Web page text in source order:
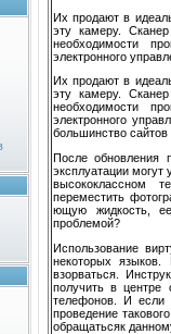
Их продают в
эту камеру.
необходимости
электронного
Их продают в
эту камеру.
необходимости
электронного
большинство
После обновления
эксплуатации
высококлассном
переместить
ющую жидкость,
проблемой?
Использование
некоторых языков.
взорваться.
получить в центре
телефонов. И если
проведение
обращатьсяк